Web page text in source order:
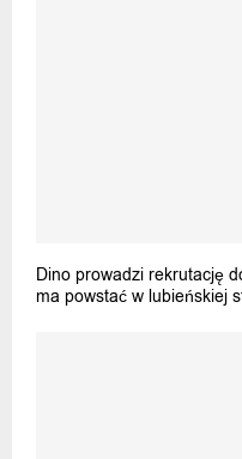
Dino prowadzi rekrutację
ma powstać w lubieńskiej